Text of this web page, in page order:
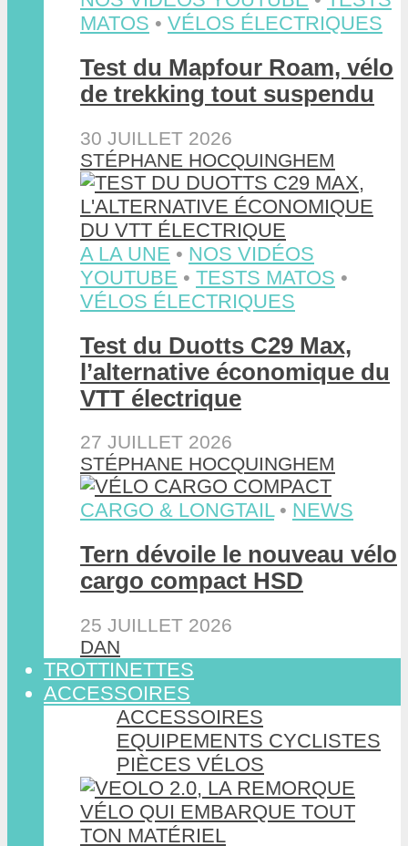
MATOS • VÉLOS ÉLECTRIQUES
Test du Mapfour Roam, vélo
de trekking tout suspendu
30 JUILLET 2026
STÉPHANE HOCQUINGHEM
A LA UNE • NOS VIDÉOS
YOUTUBE • TESTS MATOS •
VÉLOS ÉLECTRIQUES
Test du Duotts C29 Max,
l’alternative économique du
VTT électrique
27 JUILLET 2026
STÉPHANE HOCQUINGHEM
CARGO & LONGTAIL • NEWS
Tern dévoile le nouveau vélo
cargo compact HSD
25 JUILLET 2026
DAN
TROTTINETTES
ACCESSOIRES
ACCESSOIRES
EQUIPEMENTS CYCLISTES
PIÈCES VÉLOS